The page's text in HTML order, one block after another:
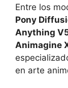
Entre los
Pony
Anything
Animagine
en arte